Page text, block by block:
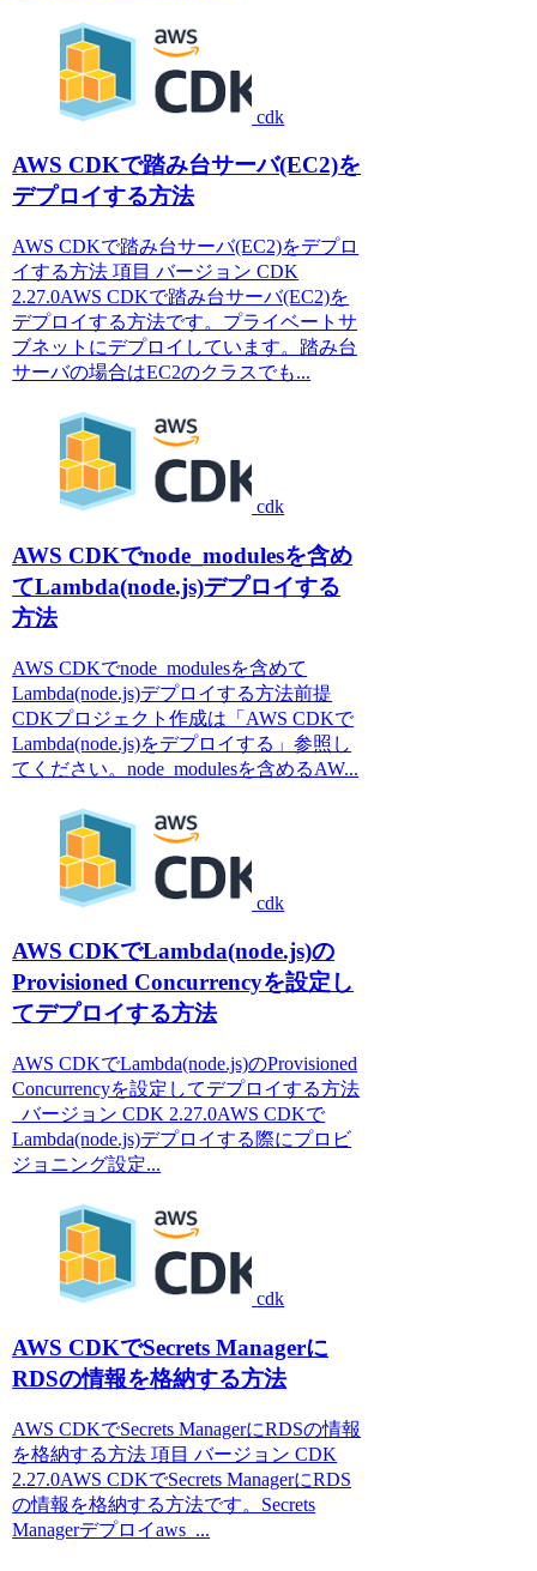
cdk
AWS CDKで踏み台サーバ(EC2)を
デプロイする方法
AWS CDKで踏み台サーバ(EC2)をデプロ
イする方法 項目 バージョン CDK
2.27.0AWS CDKで踏み台サーバ(EC2)を
デプロイする方法です。プライベートサ
ブネットにデプロイしています。踏み台
サーバの場合はEC2のクラスでも...
cdk
AWS CDKでnode_modulesを含め
てLambda(node.js)デプロイする
方法
AWS CDKでnode_modulesを含めて
Lambda(node.js)デプロイする方法前提
CDKプロジェクト作成は「AWS CDKで
Lambda(node.js)をデプロイする」参照し
てください。node_modulesを含めるAW...
cdk
AWS CDKでLambda(node.js)の
Provisioned Concurrencyを設定し
てデプロイする方法
AWS CDKでLambda(node.js)のProvisioned
Concurrencyを設定してデプロイする方法
バージョン CDK 2.27.0AWS CDKで
Lambda(node.js)デプロイする際にプロビ
ジョニング設定...
cdk
AWS CDKでSecrets Managerに
RDSの情報を格納する方法
AWS CDKでSecrets ManagerにRDSの情報
を格納する方法 項目 バージョン CDK
2.27.0AWS CDKでSecrets ManagerにRDS
の情報を格納する方法です。Secrets
Managerデプロイaws_...